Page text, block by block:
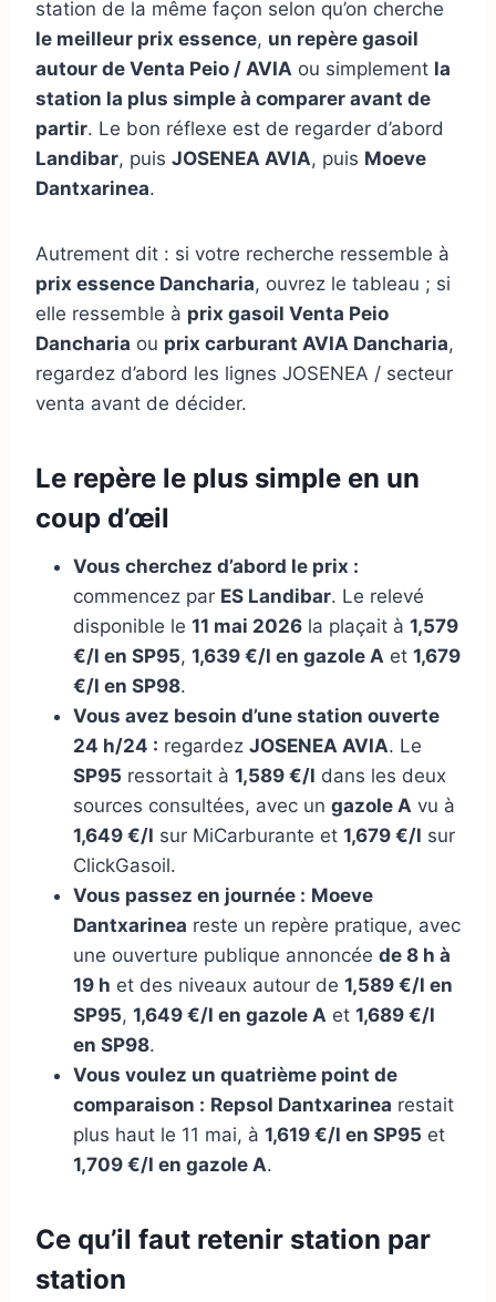
station de la même façon selon qu’on cherche
le meilleur prix essence, un repère gasoil
autour de Venta Peio / AVIA ou simplement la
station la plus simple à comparer avant de
partir. Le bon réflexe est de regarder d’abord
Landibar, puis JOSENEA AVIA, puis Moeve
Dantxarinea.
Autrement dit : si votre recherche ressemble à
prix essence Dancharia, ouvrez le tableau ; si
elle ressemble à prix gasoil Venta Peio
Dancharia ou prix carburant AVIA Dancharia,
regardez d’abord les lignes JOSENEA / secteur
venta avant de décider.
Le repère le plus simple en un
coup d’œil
Vous cherchez d’abord le prix :
commencez par ES Landibar. Le relevé
disponible le 11 mai 2026 la plaçait à 1,579
€/l en SP95, 1,639 €/l en gazole A et 1,679
€/l en SP98.
Vous avez besoin d’une station ouverte
24 h/24 : regardez JOSENEA AVIA. Le
SP95 ressortait à 1,589 €/l dans les deux
sources consultées, avec un gazole A vu à
1,649 €/l sur MiCarburante et 1,679 €/l sur
ClickGasoil.
Vous passez en journée : Moeve
Dantxarinea reste un repère pratique, avec
une ouverture publique annoncée de 8 h à
19 h et des niveaux autour de 1,589 €/l en
SP95, 1,649 €/l en gazole A et 1,689 €/l
en SP98.
Vous voulez un quatrième point de
comparaison : Repsol Dantxarinea restait
plus haut le 11 mai, à 1,619 €/l en SP95 et
1,709 €/l en gazole A.
Ce qu’il faut retenir station par
station